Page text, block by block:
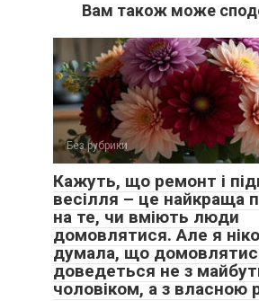
Вам також може
Без рубрики
Кажуть, що ремонт і
весілля – це найкраща
на те, чи вміють люди
домовлятися. Але я
думала, що
доведеться не з
чоловіком, а з власною